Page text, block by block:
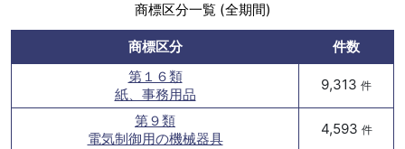
商標区分一覧 (全期間)
商標区分
件数
第１６類
紙、事務用品
9,313 件
第９類
電気制御用の機械器具
4,593 件